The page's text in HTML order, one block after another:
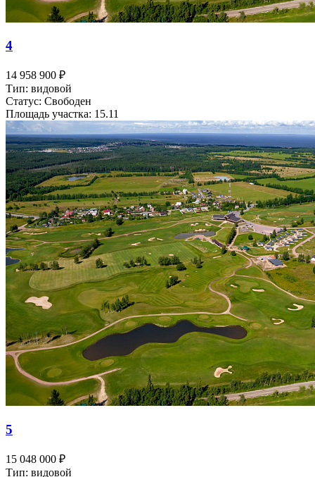
4
14 958 900 ₽
Тип: видовой
Статус: Свободен
Площадь участка: 15.11
5
15 048 000 ₽
Тип: видовой